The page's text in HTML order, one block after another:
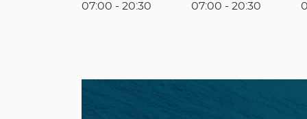
07:00 - 20:30
07:00 -20:30